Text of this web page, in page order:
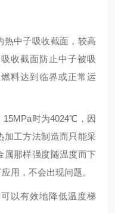
热中子吸收截面，较高
收截面防止中子被吸
料达到临界或正常运
15MPa时为4024℃，因
加工方法制造而只能采
属那样强度随温度而下
用，不会出现问题。
以有效地降低温度梯